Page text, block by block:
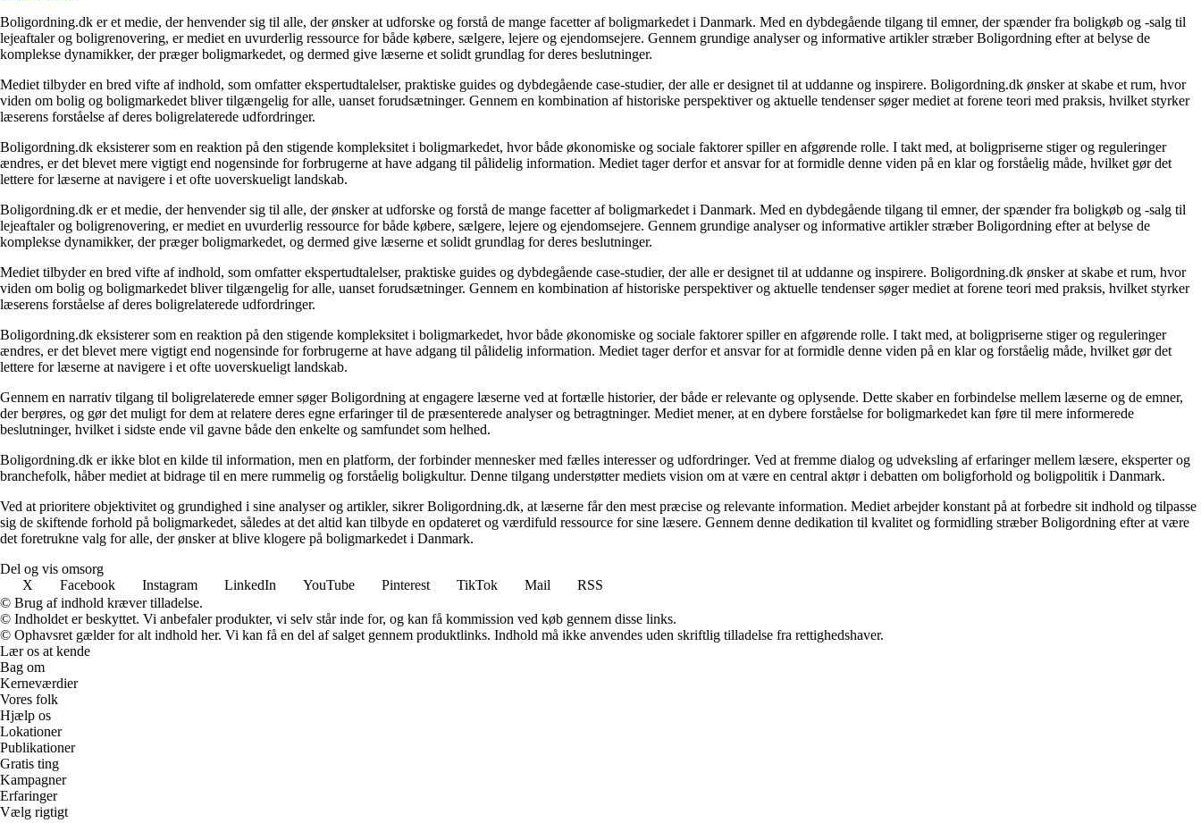
Boligordning.dk er et medie, der henvender sig til alle, der ønsker at udforske og forstå de mange facetter af boligmarkedet i Danmark. Med en dybdegående tilgang til emner, der spænder fra boligkøb og -salg til
lejeaftaler og boligrenovering, er mediet en uvurderlig ressource for både købere, sælgere, lejere og ejendomsejere. Gennem grundige analyser og informative artikler stræber Boligordning efter at belyse de
komplekse dynamikker, der præger boligmarkedet, og dermed give læserne et solidt grundlag for deres beslutninger.
Mediet tilbyder en bred vifte af indhold, som omfatter ekspertudtalelser, praktiske guides og dybdegående case-studier, der alle er designet til at uddanne og inspirere. Boligordning.dk ønsker at skabe et rum, hvor
viden om bolig og boligmarkedet bliver tilgængelig for alle, uanset forudsætninger. Gennem en kombination af historiske perspektiver og aktuelle tendenser søger mediet at forene teori med praksis, hvilket styrker
læserens forståelse af deres boligrelaterede udfordringer.
Boligordning.dk eksisterer som en reaktion på den stigende kompleksitet i boligmarkedet, hvor både økonomiske og sociale faktorer spiller en afgørende rolle. I takt med, at boligpriserne stiger og reguleringer
ændres, er det blevet mere vigtigt end nogensinde for forbrugerne at have adgang til pålidelig information. Mediet tager derfor et ansvar for at formidle denne viden på en klar og forståelig måde, hvilket gør det
lettere for læserne at navigere i et ofte uoverskueligt landskab.
Boligordning.dk er et medie, der henvender sig til alle, der ønsker at udforske og forstå de mange facetter af boligmarkedet i Danmark. Med en dybdegående tilgang til emner, der spænder fra boligkøb og -salg til
lejeaftaler og boligrenovering, er mediet en uvurderlig ressource for både købere, sælgere, lejere og ejendomsejere. Gennem grundige analyser og informative artikler stræber Boligordning efter at belyse de
komplekse dynamikker, der præger boligmarkedet, og dermed give læserne et solidt grundlag for deres beslutninger.
Mediet tilbyder en bred vifte af indhold, som omfatter ekspertudtalelser, praktiske guides og dybdegående case-studier, der alle er designet til at uddanne og inspirere. Boligordning.dk ønsker at skabe et rum, hvor
viden om bolig og boligmarkedet bliver tilgængelig for alle, uanset forudsætninger. Gennem en kombination af historiske perspektiver og aktuelle tendenser søger mediet at forene teori med praksis, hvilket styrker
læserens forståelse af deres boligrelaterede udfordringer.
Boligordning.dk eksisterer som en reaktion på den stigende kompleksitet i boligmarkedet, hvor både økonomiske og sociale faktorer spiller en afgørende rolle. I takt med, at boligpriserne stiger og reguleringer
ændres, er det blevet mere vigtigt end nogensinde for forbrugerne at have adgang til pålidelig information. Mediet tager derfor et ansvar for at formidle denne viden på en klar og forståelig måde, hvilket gør det
lettere for læserne at navigere i et ofte uoverskueligt landskab.
Gennem en narrativ tilgang til boligrelaterede emner søger Boligordning at engagere læserne ved at fortælle historier, der både er relevante og oplysende. Dette skaber en forbindelse mellem læserne og de emner,
der berøres, og gør det muligt for dem at relatere deres egne erfaringer til de præsenterede analyser og betragtninger. Mediet mener, at en dybere forståelse for boligmarkedet kan føre til mere informerede
beslutninger, hvilket i sidste ende vil gavne både den enkelte og samfundet som helhed.
Boligordning.dk er ikke blot en kilde til information, men en platform, der forbinder mennesker med fælles interesser og udfordringer. Ved at fremme dialog og udveksling af erfaringer mellem læsere, eksperter og
branchefolk, håber mediet at bidrage til en mere rummelig og forståelig boligkultur. Denne tilgang understøtter mediets vision om at være en central aktør i debatten om boligforhold og boligpolitik i Danmark.
Ved at prioritere objektivitet og grundighed i sine analyser og artikler, sikrer Boligordning.dk, at læserne får den mest præcise og relevante information. Mediet arbejder konstant på at forbedre sit indhold og tilpasse
sig de skiftende forhold på boligmarkedet, således at det altid kan tilbyde en opdateret og værdifuld ressource for sine læsere. Gennem denne dedikation til kvalitet og formidling stræber Boligordning efter at være
det foretrukne valg for alle, der ønsker at blive klogere på boligmarkedet i Danmark.
Del og vis omsorg
X
Facebook Instagram LinkedIn YouTube Pinterest TikTok Mail
RSS
© Brug af indhold kræver tilladelse.
© Indholdet er beskyttet. Vi anbefaler produkter, vi selv står inde for, og kan få kommission ved køb gennem disse links.
© Ophavsret gælder for alt indhold her. Vi kan få en del af salget gennem produktlinks. Indhold må ikke anvendes uden skriftlig tilladelse fra rettighedshaver.
Lær os at kende
Bag om
Kerneværdier
Vores folk
Hjælp os
Lokationer
Publikationer
Gratis ting
Kampagner
Erfaringer
Vælg rigtigt